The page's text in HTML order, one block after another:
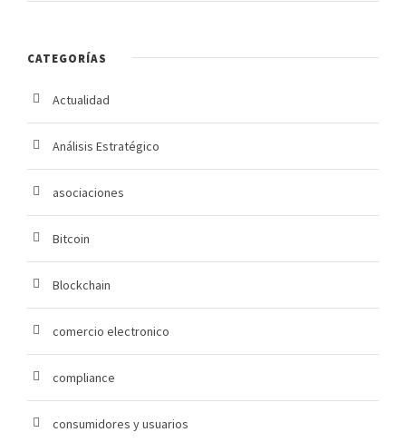
CATEGORÍAS
Actualidad
Análisis Estratégico
asociaciones
Bitcoin
Blockchain
comercio electronico
compliance
consumidores y usuarios